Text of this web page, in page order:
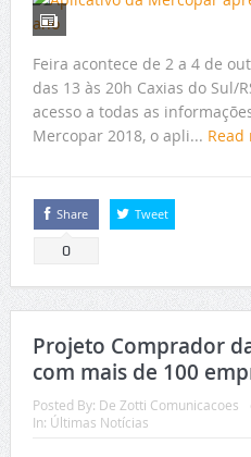
Feira acontece de 2 a 4 de
das 13 às 20h Caxias do Sul/
acesso a todas as
Mercopar 2018, o apli... Read
Share
0
Tweet
Projeto Comprador
com mais de 100
Posted By: De Zotti Comunicacoes
In: Últimas Notícias